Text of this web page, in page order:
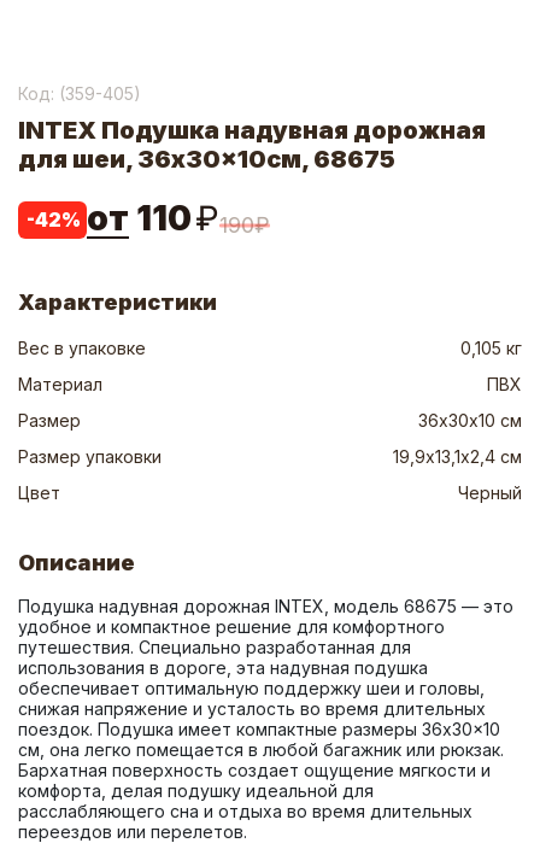
Код: (359-405)
INTEX Подушка надувная дорожная
для шеи, 36x30x10см, 68675
-42% от 110₽190₽
Характеристики
Вес в упаковке
0,105 кг
Материал
ПВХ
Размер
36х30х10 см
Размер упаковки
19,9х13,1х2,4 см
Цвет
Черный
Описание
Подушка надувная дорожная INTEX, модель 68675 — это
удобное и компактное решение для комфортного
путешествия. Специально разработанная для
использования в дороге, эта надувная подушка
обеспечивает оптимальную поддержку шеи и головы,
снижая напряжение и усталость во время длительных
поездок. Подушка имеет компактные размеры 36x30x10
см, она легко помещается в любой багажник или рюкзак.
Бархатная поверхность создает ощущение мягкости и
комфорта, делая подушку идеальной для
расслабляющего сна и отдыха во время длительных
переездов или перелетов.